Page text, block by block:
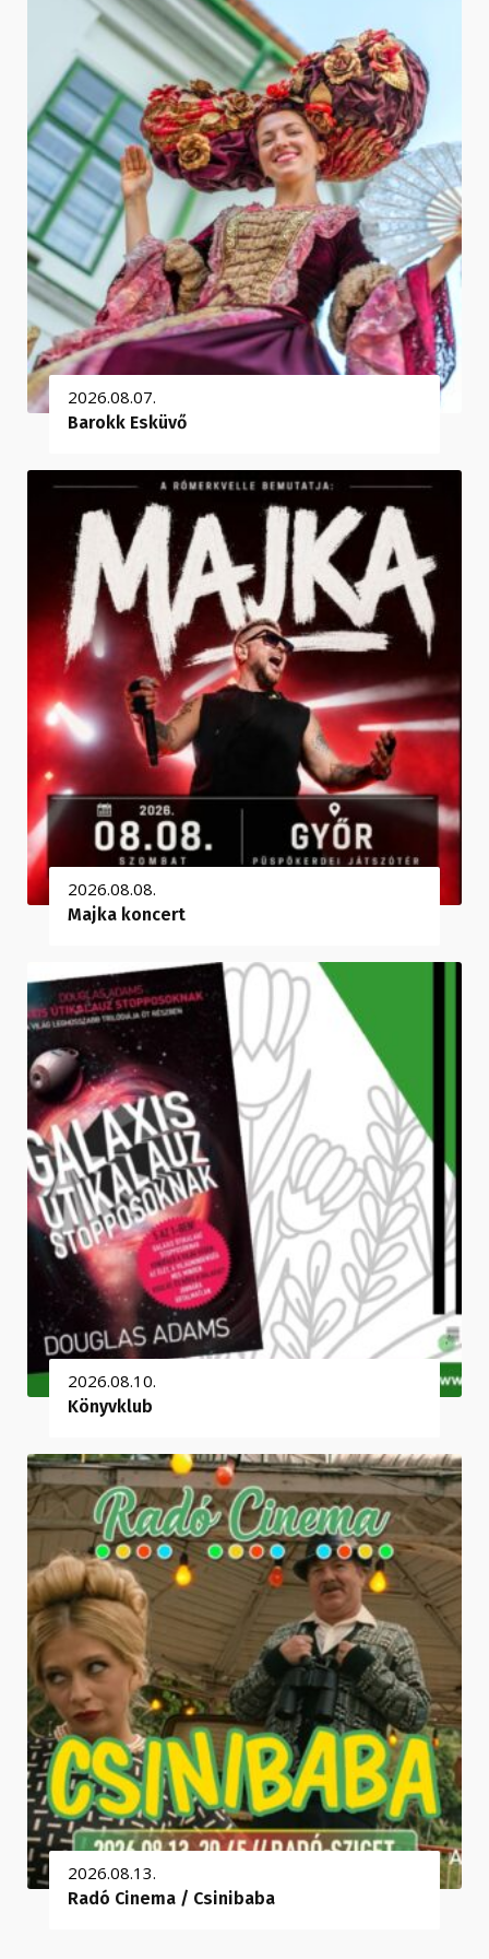
2026.08.07.
Barokk Esküvő
2026.08.08.
Majka koncert
2026.08.10.
Könyvklub
2026.08.13.
Radó Cinema / Csinibaba